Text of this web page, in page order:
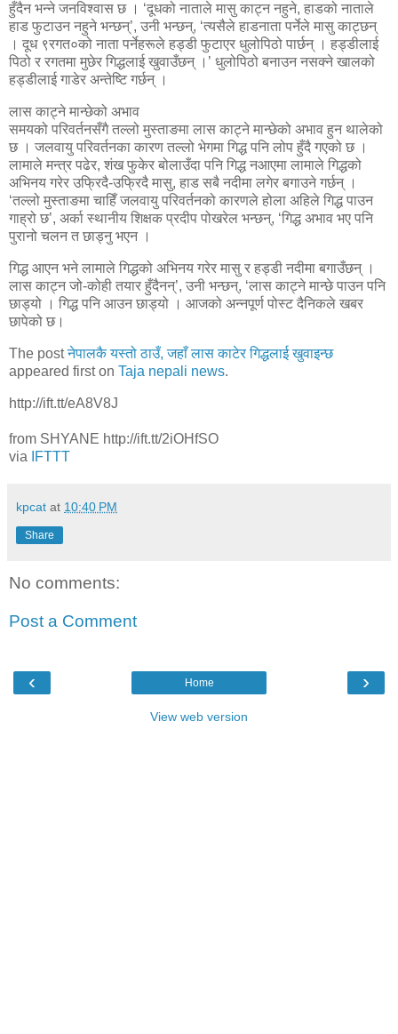
हुँदैन भन्ने जनविश्वास छ । ‘दूधको नाताले मासु काट्न नहुने, हाडको नाताले
हाड फुटाउन नहुने भन्छन्’, उनी भन्छन्, ‘त्यसैले हाडनाता पर्नेले मासु काट्छन्
। दूध ९रगत०को नाता पर्नेहरूले हड्डी फुटाएर धुलोपिठो पार्छन् । हड्डीलाई
पिठो र रगतमा मुछेर गिद्धलाई खुवाउँछन् ।’ धुलोपिठो बनाउन नसक्ने खालको
हड्डीलाई गाडेर अन्तेष्टि गर्छन् ।
लास काट्ने मान्छेको अभाव
समयको परिवर्तनसँगै तल्लो मुस्ताङमा लास काट्ने मान्छेको अभाव हुन थालेको
छ । जलवायु परिवर्तनका कारण तल्लो भेगमा गिद्ध पनि लोप हुँदै गएको छ ।
लामाले मन्त्र पढेर, शंख फुकेर बोलाउँदा पनि गिद्ध नआएमा लामाले गिद्धको
अभिनय गरेर उफ्रिदै-उफ्रिदै मासु, हाड सबै नदीमा लगेर बगाउने गर्छन् ।
‘तल्लो मुस्ताङमा चाहिँ जलवायु परिवर्तनको कारणले होला अहिले गिद्ध पाउन
गाह्रो छ’, अर्का स्थानीय शिक्षक प्रदीप पोखरेल भन्छन्, ‘गिद्ध अभाव भए पनि
पुरानो चलन त छाड्नु भएन ।
गिद्ध आएन भने लामाले गिद्धको अभिनय गरेर मासु र हड्डी नदीमा बगाउँछन् ।
लास काट्न जो-कोही तयार हुँदैनन्’, उनी भन्छन्, ‘लास काट्ने मान्छे पाउन पनि
छाड्यो । गिद्ध पनि आउन छाड्यो । आजको अन्नपूर्ण पोस्ट दैनिकले खबर
छापेको छ।
The postनेपालकै यस्तो ठाउँ, जहाँ लास काटेर गिद्धलाई खुवाइन्छ
appeared first on Taja nepali news.
http://ift.tt/eA8V8J
from SHYANE http://ift.tt/2iOHfSO
via
IFTTT
kpcat at 10:40 PM
Share
No comments:
Post a Comment
‹ ›
Home
View web version